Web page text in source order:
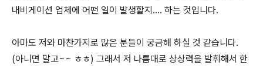
내비게이션 업체에 어떤 일이 발생할지.... 하는 것입니다.
아마도 저와 마찬가지로 많은 분들이 궁금해 하실 것 같습니다.
(아니면 말고~~ ㅎㅎ) 그래서 저 나름대로 상상력을 발휘해서 한